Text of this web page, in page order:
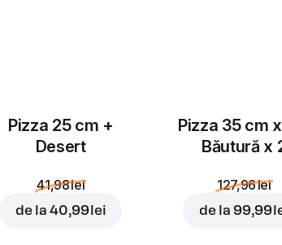
Pizza 25 cm +
Desert
41,98 lei
de la40,99 lei
Pizza 35 cm
Băutură x
127,96 lei
de la 99,99